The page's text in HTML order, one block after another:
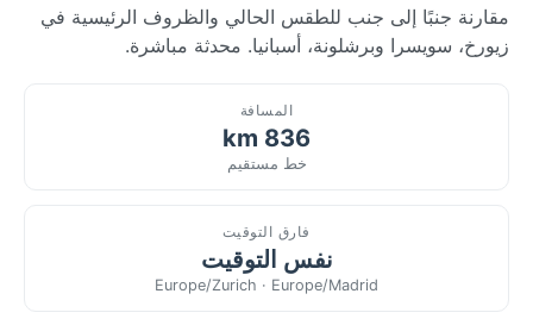
مقارنة جنبًا إلى جنب للطقس الحالي والظروف الرئيسية في
زيورخ، سويسرا وبرشلونة، أسبانيا. محدثة مباشرة.
المسافة
836 km
خط مستقيم
فارق التوقيت
نفس التوقيت
Europe/Zurich · Europe/Madrid